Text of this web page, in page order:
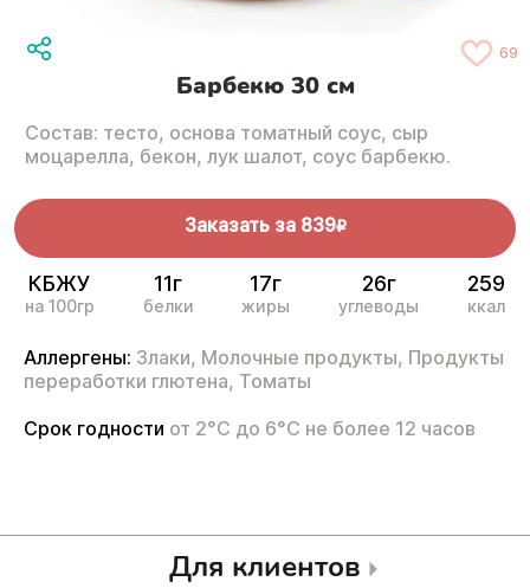
69
Барбекю 30 см
Состав: тесто, основа томатный соус, сыр
моцарелла, бекон, лук шалот, соус барбекю.
Заказать за 839R
КБЖУ
на 100гр
11г
белки
17г
жиры
26г
углеводы
259
ккал
Аллергены: Злаки, Молочные продукты, Продукты
переработки глютена, Томаты
Срок годности от 2°С до 6°С не более 12 часов
Для клиентов